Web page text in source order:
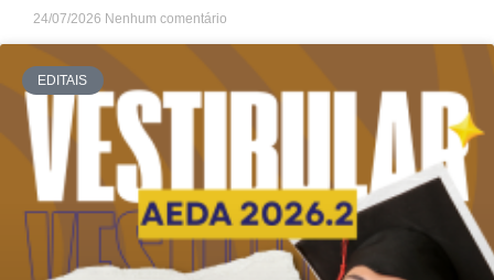
24/07/2026 Nenhum comentário
EDITAIS